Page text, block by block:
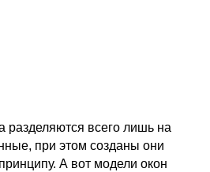
разделяются всего лишь на
при этом созданы они
А вот модели окон